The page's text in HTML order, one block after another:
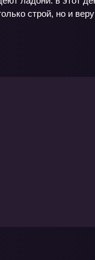
строй, но и